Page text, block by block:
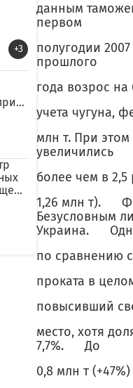
+3
данным
первом
полугодии
прошлого
года возрос
учета чугуна,
млн т. При этом
увеличились
более чем в 2,5
1,26 млн т).
Безусловным
Украина.
по сравнению
проката в
повысивший
место, хотя
7,7%. До
0,8 млн т